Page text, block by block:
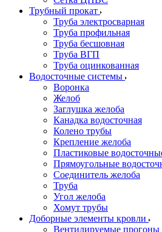
Трубный прокат
Труба электросварная
Труба профильная
Труба бесшовная
Труба ВГП
Труба оцинкованная
Водосточные системы
Воронка
Желоб
Заглушка желоба
Канадка водосточная
Колено трубы
Крепление желоба
Пластиковые
Прямоугольные
Соединитель желоба
Труба
Угол желоба
Хомут трубы
Доборные элементы кровли
Вентилируемые прогоны